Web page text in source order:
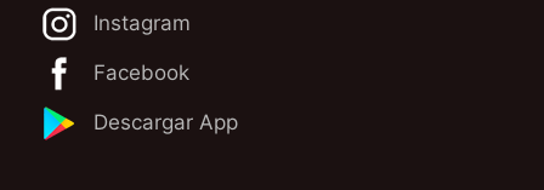
Instagram
Facebook
Descargar App